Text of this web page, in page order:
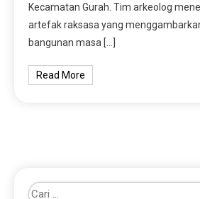
Kecamatan Gurah. Tim arkeolog
artefak raksasa yang
bangunan masa […]
Read More